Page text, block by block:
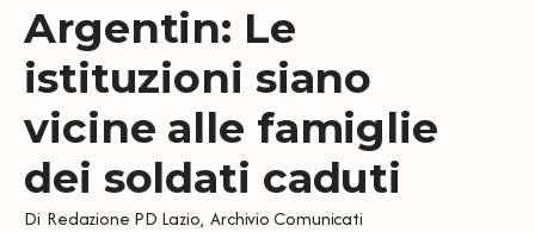
Argentin: Le
istituzioni siano
vicine alle famiglie
dei soldati caduti
Di Redazione PD Lazio, Archivio Comunicati